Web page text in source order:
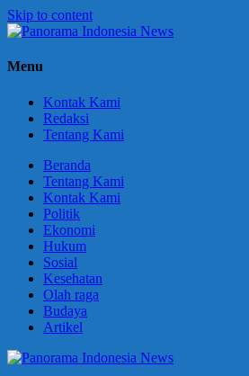
Skip to content
Panorama
Berani
Menu
Kontak Kami
Redaksi
Tentang Kami
Beranda
Tentang Kami
Kontak Kami
Politik
Ekonomi
Hukum
Sosial
Kesehatan
Olah raga
Budaya
Artikel